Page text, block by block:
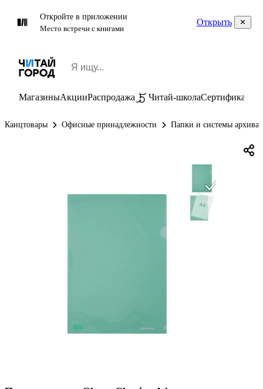
Откройте в приложении
Место встречи с книгами
Открыть
МагазиныАкцииРаспродажа Читай-школаСертификаты
Канцтовары Офисные принадлежности Папки и системы